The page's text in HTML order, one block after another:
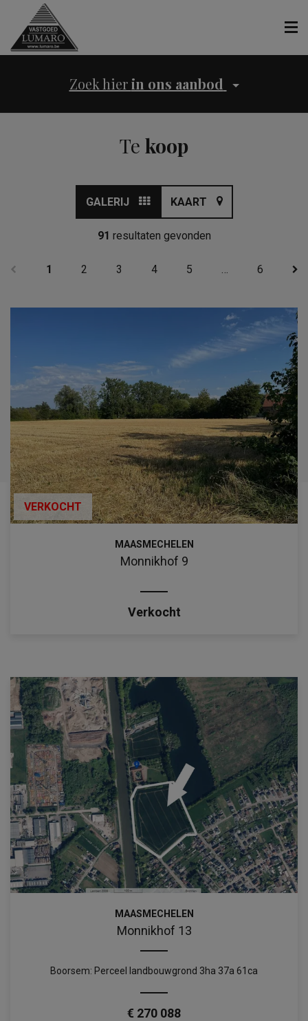
Zoek hierin ons aanbod
Te koop
GALERIJ KAART
91 resultaten gevonden
1 2 3 4 5 … 6
VERKOCHT
MAASMECHELEN
Monnikhof 9
Verkocht
MAASMECHELEN
Monnikhof 13
Boorsem: Perceel landbouwgrond 3ha 37a 61ca
€ 270 088